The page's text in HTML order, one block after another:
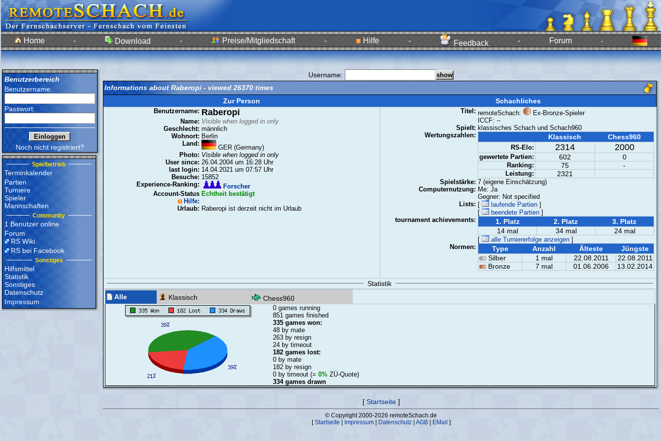
Home - Download - Preise/Mitgliedschaft - Hilfe - Feedback - Forum -
Benutzerbereich
Benutzername:
Passwort:
Noch nicht registriert?
Spielbetrieb
Terminkalender
Partien
Turniere
Spieler
Mannschaften
Community
1 Benutzer online
Forum
RS Wiki
RS bei Facebook
Sonstiges
Hilfsmittel
Statistik
Sonstiges
Datenschutz
Impressum
Username:
Informations about Raberopi - viewed 26370 times
Zur Person
Schachliches
Benutzername: Raberopi
Name: Visible when logged in only
Geschlecht: männlich
Wohnort: Berlin
Land:
GER (Germany)
Photo: Visible when logged in only
User since: 26.04.2004 um 16:28 Uhr
last login: 14.04.2021 um 07:57 Uhr
Besuche: 15852
Experience-Ranking:
Forscher
Account-Status
Hilfe:
Echtheit bestätigt
Urlaub: Raberopi ist derzeit nicht im Urlaub
Titel: remoteSchach:
Ex-Bronze-Spieler
ICCF: --
Spielt: klassisches Schach und Schach960
Wertungszahlen:
Klassisch Chess960
RS-Elo: 2314 2000
gewertete Partien: 602 0
Ranking: 75 -
Leistung: 2321
Spielstärke: 7 (eigene Einschätzung)
Computernutzung: Me: Ja
Gegner: Not specified
Lists: [ laufende Partien ]
[
beendete Partien ]
tournament achievements:
1. Platz 2. Platz
3. Platz
14 mal
34 mal 24 mal
[ alle Turniererfolge anzeigen ]
Normen:
Type Anzahl Älteste
Jüngste
Silber
1 mal 22.08.2011
22.08.2011
Bronze
7 mal 01.06.2006 13.02.2014
Statistik
Alle
Klassisch Chess960
0 games running
851 games finished
335 games won:
48 by mate
263 by resign
24 by timeout
182 games lost:
0 by mate
182 by resign
0 by timeout (= 0% ZÜ-Quote)
334 games drawn
[ Startseite]
© Copyright 2000-2026 remoteSchach.de
[Startseite Impressum| Datenschutz| AGB| EMail ]